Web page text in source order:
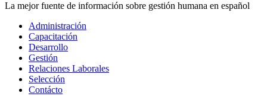
La mejor fuente de información sobre gestión humana en español
Menú
principal
Administración
Capacitación
Desarrollo
Gestión
Relaciones Laborales
Selección
Contácto